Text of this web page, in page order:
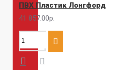
ПВХ Пластик Лонгфорд
41 857.00р.